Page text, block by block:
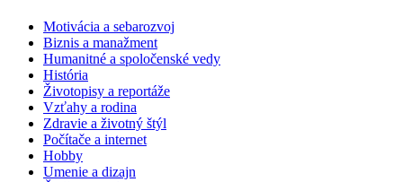
Motivácia a sebarozvoj
Biznis a manažment
Humanitné a spoločenské vedy
História
Životopisy a reportáže
Vzťahy a rodina
Zdravie a životný štýl
Počítače a internet
Hobby
Umenie a dizajn